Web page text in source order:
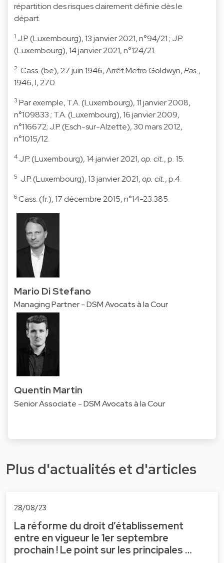
répartition des risques clairement définie dès le
départ.
1 J.P. (Luxembourg), 13 janvier 2021, n°94/21 ; J.P.
(Luxembourg), 14 janvier 2021, n°124/21.
2 Cass. (be), 27 juin 1946, Arrêt Metro Goldwyn,Pas.,
1946, I, 270.
3 Par exemple, T.A. (Luxembourg), 11 janvier 2008,
n°109833 ; T.A. (Luxembourg), 16 janvier 2009,
n°116672; J.P. (Esch-sur-Alzette), 30 mars 2012,
n°1015/12.
4 J.P. (Luxembourg), 14 janvier 2021,op. cit., p. 15.
5 J.P. (Luxembourg), 13 janvier 2021,op. cit., p.4.
6Cass. (fr.), 17 décembre 2015, n°14-23.385.
Mario Di Stefano
Managing Partner - DSM Avocats à la Cour
Quentin Martin
Senior Associate - DSM Avocats à la Cour
Plus d'actualités et d'articles
28/08/23
La réforme du droit d’établissement
entre en vigueur le 1er septembre
prochain ! Le point sur les principales …